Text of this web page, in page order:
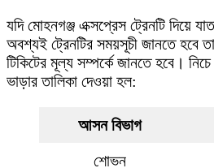
যদি মোহনগঞ্জ এক্সপ্রেস ট্রেনটি দিয়ে
অবশ্যই ট্রেনটির সময়সূচী জানতে হবে
টিকিটের মূল্য সম্পর্কে জানতে হবে।
ভাড়ার তালিকা দেওয়া হল:
আসন বিভাগ
শোভন